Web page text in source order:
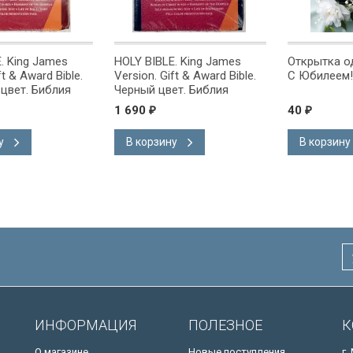
James
Bible.
слова
HOLY BIBLE. King James
Version. Gift & Award Bible.
Черный цвет. Библия
Короля Иакова на
английском языке.
Словарь, карты, закладка,
подарочная вкладка, слова
1 690
В корзину
Открытка
С Юбилеем!
В корзину
ИНФОРМАЦИЯ ПОЛЕЗНОЕ